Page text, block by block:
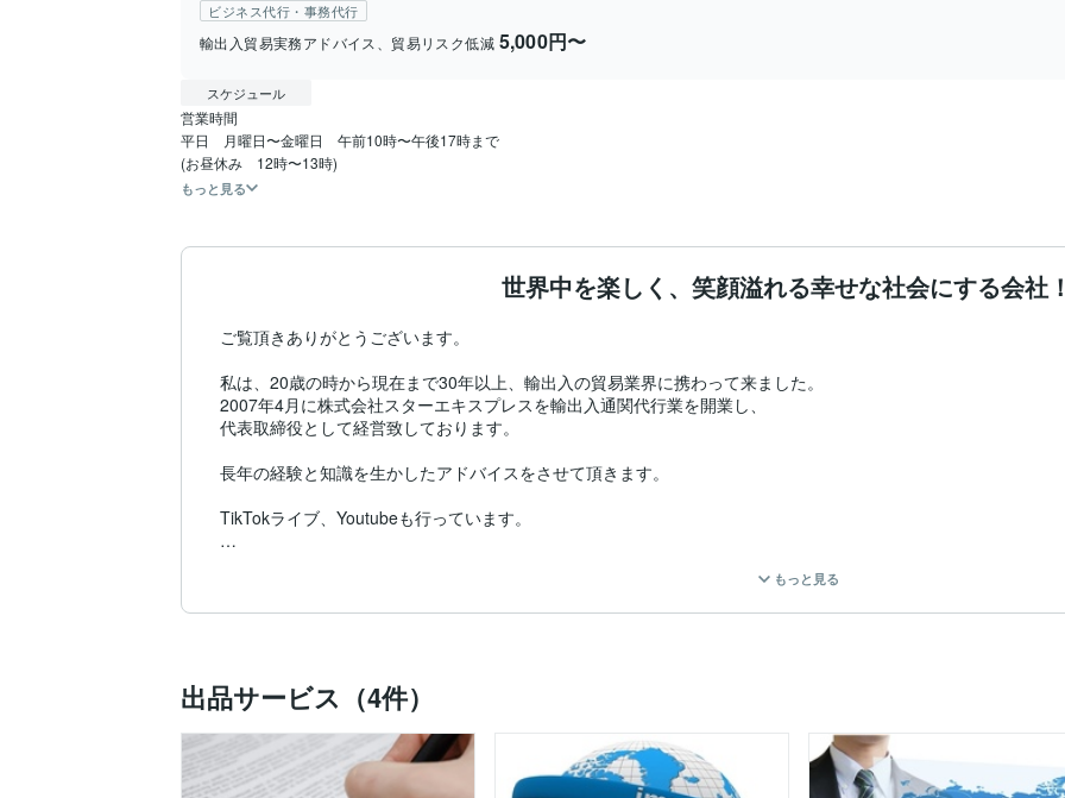
ビジネス代行・事務代行
輸出入貿易実務アドバイス、貿易リスク低減 5,000円〜
スケジュール
営業時間
平日　月曜日〜金曜日　午前10時〜午後17時まで
(お昼休み　12時〜13時)
もっと見る
世界中を楽しく、笑顔溢れる幸せな社会にする会社
ご覧頂きありがとうございます。
私は、20歳の時から現在まで30年以上、輸出入の貿易業界に携わって来ました。
2007年4月に株式会社スターエキスプレスを輸出入通関代行業を開業し、
代表取締役として経営致しております。
長年の経験と知識を生かしたアドバイスをさせて頂きます。
TikTokライブ、Youtubeも行っています。
■ これから貿易ビジネスを始める初心者の方
どうぞお気軽に御連絡ください。
もっと見る
出品サービス（4件）